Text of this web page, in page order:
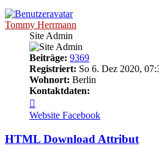
Tommy Herrmann
Site Admin
Beiträge: 9369
Registriert: So 6. Dez 2020,
Wohnort: Berlin
Kontaktdaten:
von
Tommy
Herrmann
Website Facebook
HTML Download Attribut